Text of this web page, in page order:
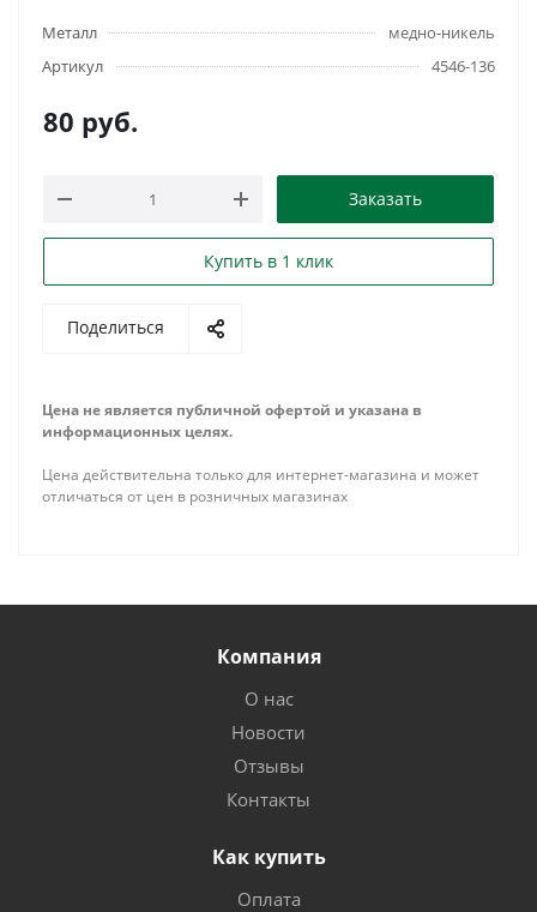
Металл
медно-никель
Артикул
4546-136
80 руб.
Заказать
Купить в 1 клик
Поделиться
Цена не является публичной офертой и указана в
информационных целях.
Цена действительна только для интернет-магазина и может
отличаться от цен в розничных магазинах
Компания
О нас
Новости
Отзывы
Контакты
Как купить
Оплата